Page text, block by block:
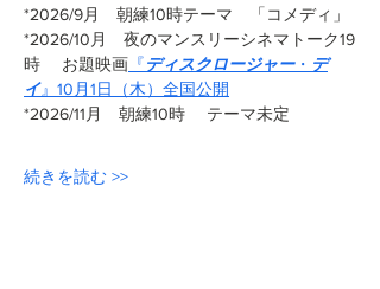
*2026/9月　朝練10時テーマ　「コメディ」
*2026/10月　夜のマンスリーシネマトーク19
時 　お題映画 『ディスクロージャー・ デ
イ』10月1日（木）全国公開
*2026/11月　朝練10時　 テーマ未定
続きを読む >>